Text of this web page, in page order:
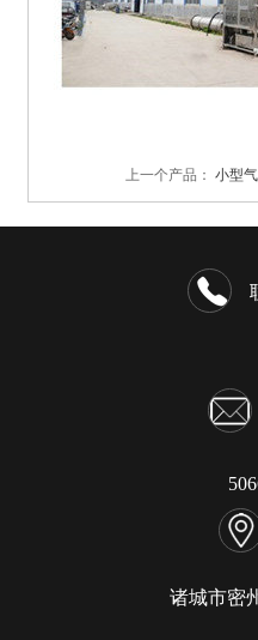
上一个产品： 小型
诸城市密